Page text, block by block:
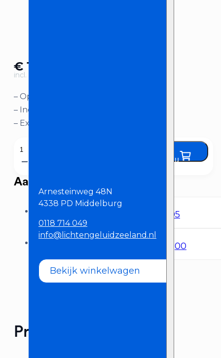
Arnesteinweg 48N
4338 PD Middelburg
0118 714 049
info@lichtengeluidzeeland.nl
Bekijk winkelwagen
€ 10,00
incl. BTW
– Op afstand confetti laten afschieten
– Inclusief aansturing
– Exclusief confetti
Rode
lanceerknop
aantal
Huur nu
Aanbevolen producten
8,95
85,00
Product omschrijving